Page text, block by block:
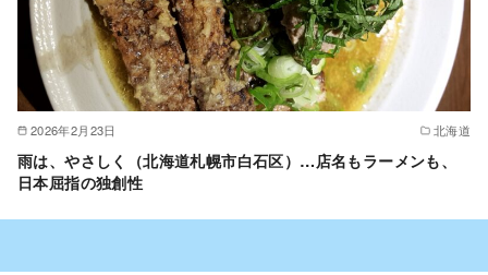
2026年2月23日 北海道
雨は、やさしく（北海道札幌市白石区）…店名もラーメンも、
日本屈指の独創性